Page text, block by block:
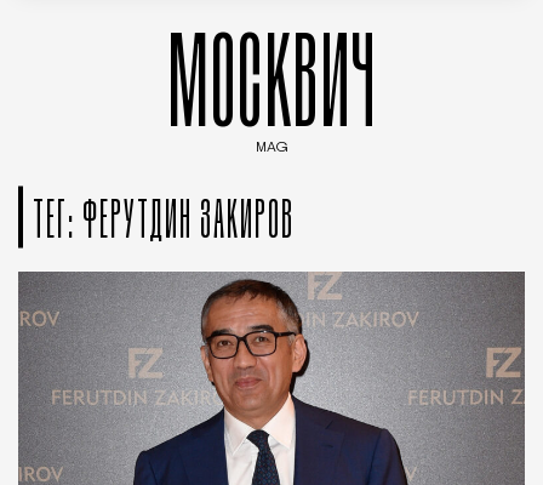
МОСКВИЧ
MAG
ТЕГ: ФЕРУТДИН ЗАКИРОВ